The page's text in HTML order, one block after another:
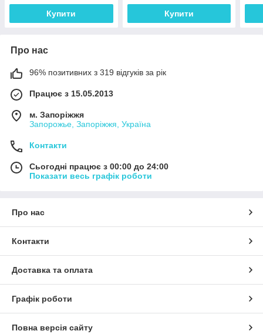
Купити Купити
Про нас
96% позитивних з 319 відгуків за рік
Працює з 15.05.2013
м. Запоріжжя
Запорожье, Запоріжжя, Україна
Контакти
Сьогодні працює з 00:00 до 24:00
Показати весь графік роботи
Про нас
Контакти
Доставка та оплата
Графік роботи
Повна версія сайту